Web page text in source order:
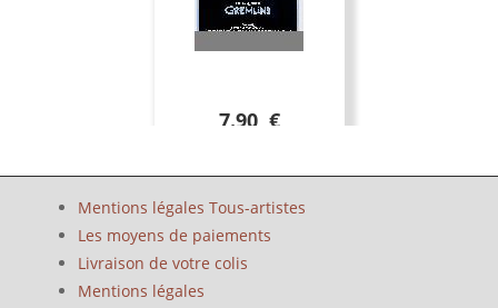
7.90 €
Mentions légales Tous-artistes
Les moyens de paiements
Livraison de votre colis
Mentions légales